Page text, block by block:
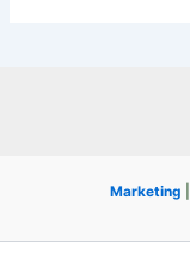
Marketing